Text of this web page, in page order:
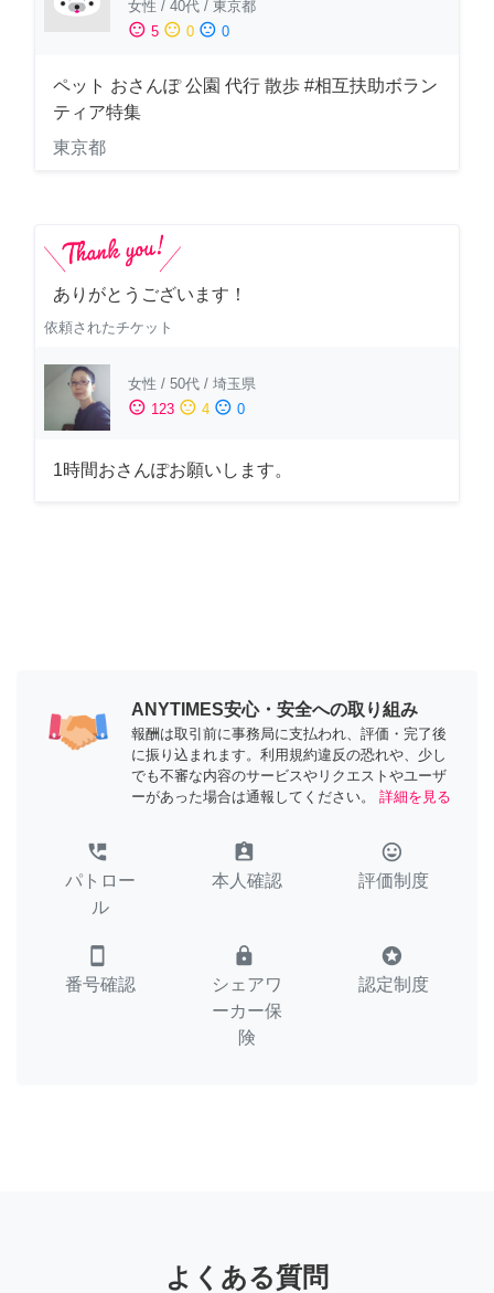
女性 / 40代 / 東京都
sentiment_satisfied 5 sentiment_neutral 0 sentiment_dissatisfied 0
ペット おさんぽ 公園 代行 散歩 #相互扶助ボラン
ティア特集
東京都
ありがとうございます！
依頼されたチケット
女性 / 50代 / 埼玉県
sentiment_satisfied 123 sentiment_neutral 4 sentiment_dissatisfied 0
1時間おさんぽお願いします。
ANYTIMES安心・安全への取り組み
報酬は取引前に事務局に支払われ、評価・完了後
に振り込まれます。利用規約違反の恐れや、少し
でも不審な内容のサービスやリクエストやユーザ
ーがあった場合は通報してください。
詳細を見る
perm_phone_msg
パトロー
ル
assignment_ind
本人確認
tag_faces
評価制度
smartphone
番号確認
lock
シェアワ
ーカー保
険
stars
認定制度
よくある質問